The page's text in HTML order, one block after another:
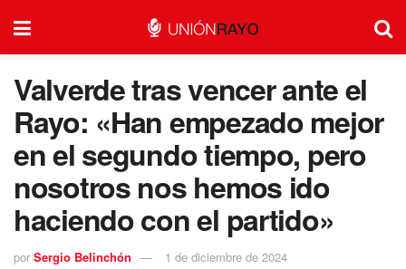
Valverde tras vencer ante el
Rayo: «Han empezado mejor
en el segundo tiempo, pero
nosotros nos hemos ido
haciendo con el partido»
por Sergio Belinchón 1 de diciembre de 2024